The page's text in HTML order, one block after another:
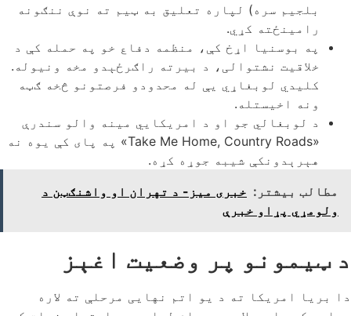
بلجیم سره) لپاره تعلیق به ټیم ته نوې ننګونه
رامینځته کړي.
په بوسنیا اړخ کې، منظمه دفاع خو په حمله کې د
خلاقیت نشتوالی، د بیرته راګرځېدو مخه ونیوله.
کلیدي لوبغاړي یې له محدودو فرصتونو څخه ګټه
ونه اخیستله.
د لوبغالي جو او د امریکايي مینه والو سندرې
«Take Me Home, Country Roads» په پای کې یوه نه
هېرېدونکې شیبه جوړه کړه.
مطالب بیشتر: خبری میز- د تهران او واشنګټن د
ولومړي پړاو خبرې
د ټیمونو پر وضعیت اغېز
دا بریا امریکا ته د یو اتم نهایی مرحلې ته لاره